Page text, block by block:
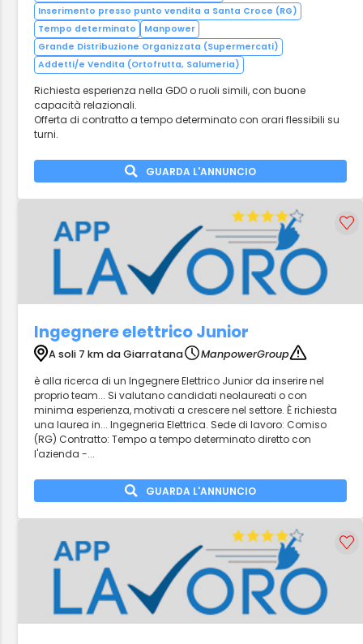
Inserimento presso punto vendita a Santa Croce (RG)
Tempo determinato
Manpower
Grande Distribuzione Organizzata (Supermercati)
Addetti/e Vendita (Ortofrutta, Salumeria)
Richiesta esperienza nella GDO o ruoli simili, con buone
capacità relazionali.
Offerta di contratto a tempo determinato con orari flessibili su
turni.
GUARDA L'ANNUNCIO
Ingegnere elettrico Junior
A soli 7 km da Giarratana
ManpowerGroup
è alla ricerca di un Ingegnere Elettrico Junior da inserire nel
proprio team... Si valutano candidati neolaureati o con
minima esperienza, motivati a crescere nel settore. È richiesta
una laurea in... Ingegneria Elettrica. Sede di lavoro: Comiso
(RG) Contratto: Tempo a tempo determinato diretto con
l'azienda -...
GUARDA L'ANNUNCIO